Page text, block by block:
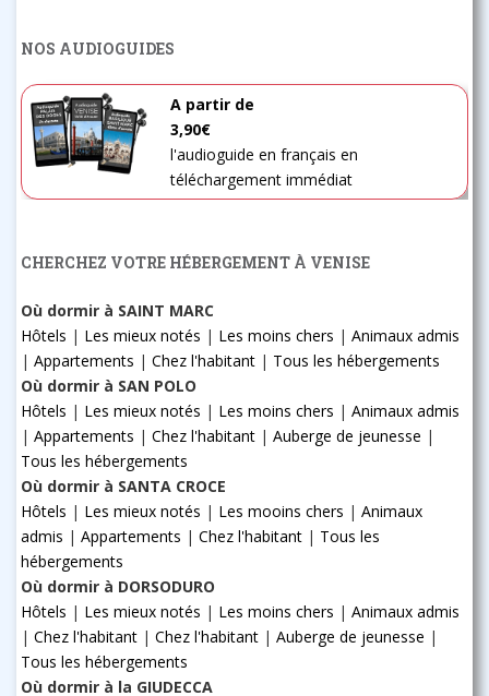
NOS AUDIOGUIDES
A partir de
3,90€
l'audioguide en français en
téléchargement immédiat
CHERCHEZ VOTRE HÉBERGEMENT À VENISE
Où dormir à SAINT MARC
Hôtels | Les mieux notés | Les moins chers | Animaux admis
| Appartements | Chez l'habitant | Tous les hébergements
Où dormir à SAN POLO
Hôtels | Les mieux notés | Les moins chers | Animaux admis
| Appartements | Chez l'habitant | Auberge de jeunesse |
Tous les hébergements
Où dormir à SANTA CROCE
Hôtels | Les mieux notés | Les mooins chers | Animaux
admis | Appartements | Chez l'habitant | Tous les
hébergements
Où dormir à DORSODURO
Hôtels | Les mieux notés | Les moins chers | Animaux admis
| Chez l'habitant | Chez l'habitant | Auberge de jeunesse |
Tous les hébergements
Où dormir à la GIUDECCA